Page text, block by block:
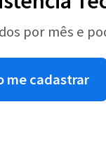
por mês e
me cadastrar